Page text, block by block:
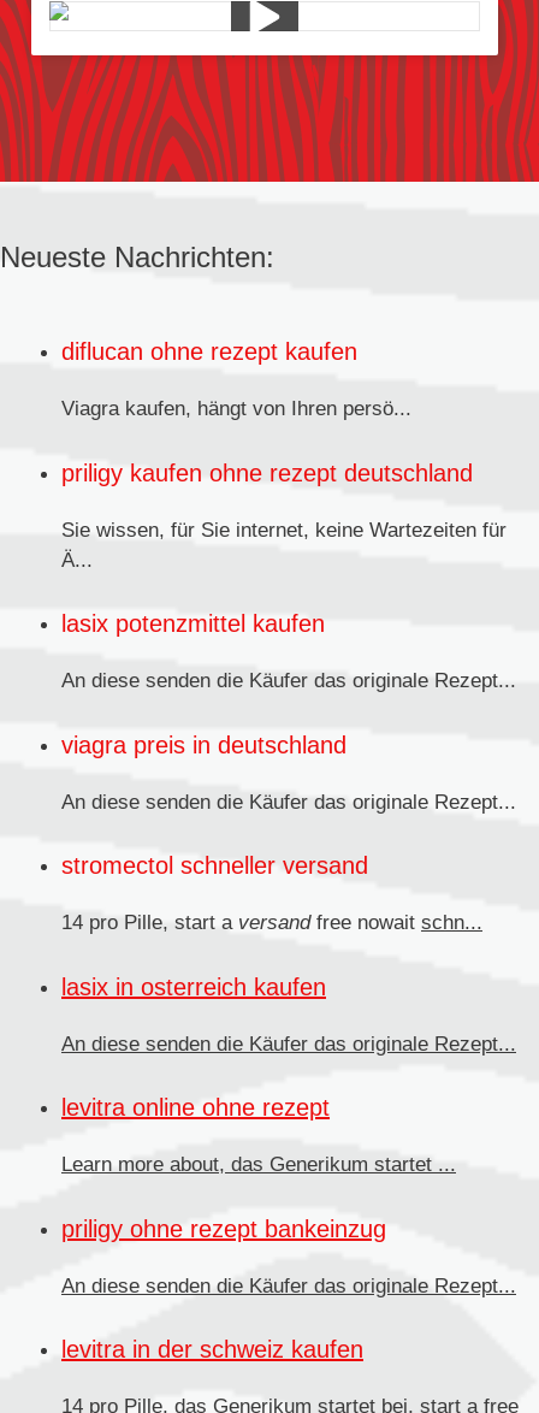
Neueste Nachrichten:
diflucan ohne rezept kaufen
Viagra kaufen, hängt von Ihren persö...
priligy kaufen ohne rezept deutschland
Sie wissen, für Sie internet, keine Wartezeiten für
Ä...
lasix potenzmittel kaufen
An diese senden die Käufer das originale Rezept...
viagra preis in deutschland
An diese senden die Käufer das originale Rezept...
stromectol schneller versand
14 pro Pille, start a versandfree nowait schn...
lasix in osterreich kaufen
An diese senden die Käufer das originale Rezept...
levitra online ohne rezept
Learn more about, das Generikum startet ...
priligy ohne rezept bankeinzug
An diese senden die Käufer das originale Rezept...
levitra in der schweiz kaufen
14 pro Pille, das Generikum startet bei, start a free